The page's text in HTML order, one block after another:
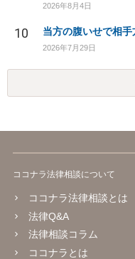
2026年8月4日
10
2026年7月29日
ココナラ法律相談について
ココナラ法律相談とは
法律Q&A
法律相談コラム
ココナラとは